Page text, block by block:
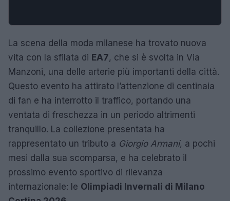
La scena della moda milanese ha trovato nuova
vita con la sfilata di EA7, che si è svolta in Via
Manzoni, una delle arterie più importanti della città.
Questo evento ha attirato l’attenzione di centinaia
di fan e ha interrotto il traffico, portando una
ventata di freschezza in un periodo altrimenti
tranquillo. La collezione presentata ha
rappresentato un tributo a Giorgio Armani, a pochi
mesi dalla sua scomparsa, e ha celebrato il
prossimo evento sportivo di rilevanza
internazionale: le Olimpiadi Invernali di Milano